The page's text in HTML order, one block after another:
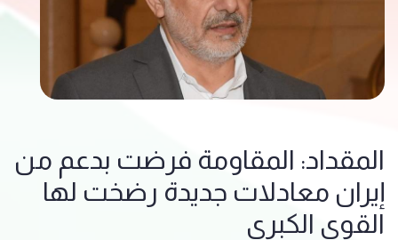
المقداد: المقاومة فرضت بدعم من
إيران معادلات جديدة رضخت لها
القوى الكبرى